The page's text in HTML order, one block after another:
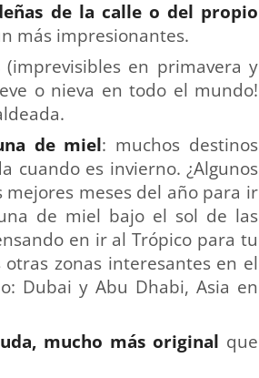
de la calle o del propio
más impresionantes.
(imprevisibles en primavera y
o nieva en todo el mundo!
de miel: muchos destinos
cuando es invierno. ¿Algunos
meses del año para ir
de miel bajo el sol de las
en ir al Trópico para tu
zonas interesantes en el
Dubai y Abu Dhabi, Asia en
mucho más original que